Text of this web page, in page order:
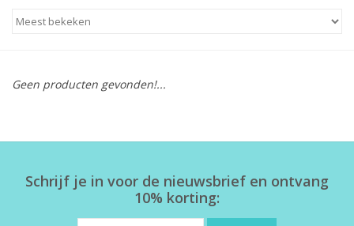
Accessoires
Home deco
SALE
Geen producten gevonden!...
Schrijf je in voor de nieuwsbrief en ontvang
10% korting: